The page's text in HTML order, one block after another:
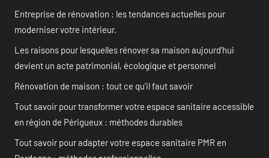
Entreprise de rénovation : les tendances actuelles pour
moderniser votre intérieur.
Les raisons pour lesquelles rénover sa maison aujourd’hui
devient un acte patrimonial, écologique et personnel
Rénovation de maison : tout ce qu’il faut savoir
Tout savoir pour transformer votre espace sanitaire accessible
en région de Périgueux : méthodes durables
Tout savoir pour adapter votre espace sanitaire PMR en